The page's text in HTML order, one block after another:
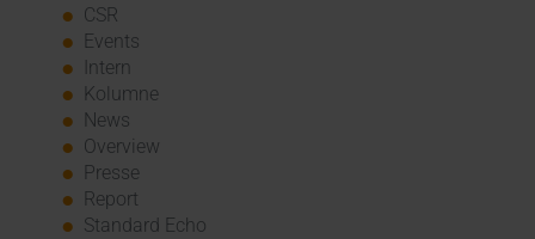
CSR
Events
Intern
Kolumne
News
Overview
Presse
Report
Standard Echo